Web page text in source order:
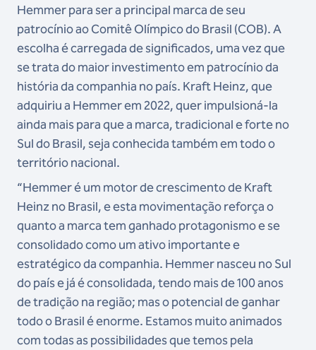
Hemmer para ser a principal marca de seu
patrocínio ao Comitê Olímpico do Brasil (COB). A
escolha é carregada de significados, uma vez que
se trata do maior investimento em patrocínio da
história da companhia no país. Kraft Heinz, que
adquiriu a Hemmer em 2022, quer impulsioná-la
ainda mais para que a marca, tradicional e forte no
Sul do Brasil, seja conhecida também em todo o
território nacional.
“Hemmer é um motor de crescimento de Kraft
Heinz no Brasil, e esta movimentação reforça o
quanto a marca tem ganhado protagonismo e se
consolidado como um ativo importante e
estratégico da companhia. Hemmer nasceu no Sul
do país e já é consolidada, tendo mais de 100 anos
de tradição na região; mas o potencial de ganhar
todo o Brasil é enorme. Estamos muito animados
com todas as possibilidades que temos pela